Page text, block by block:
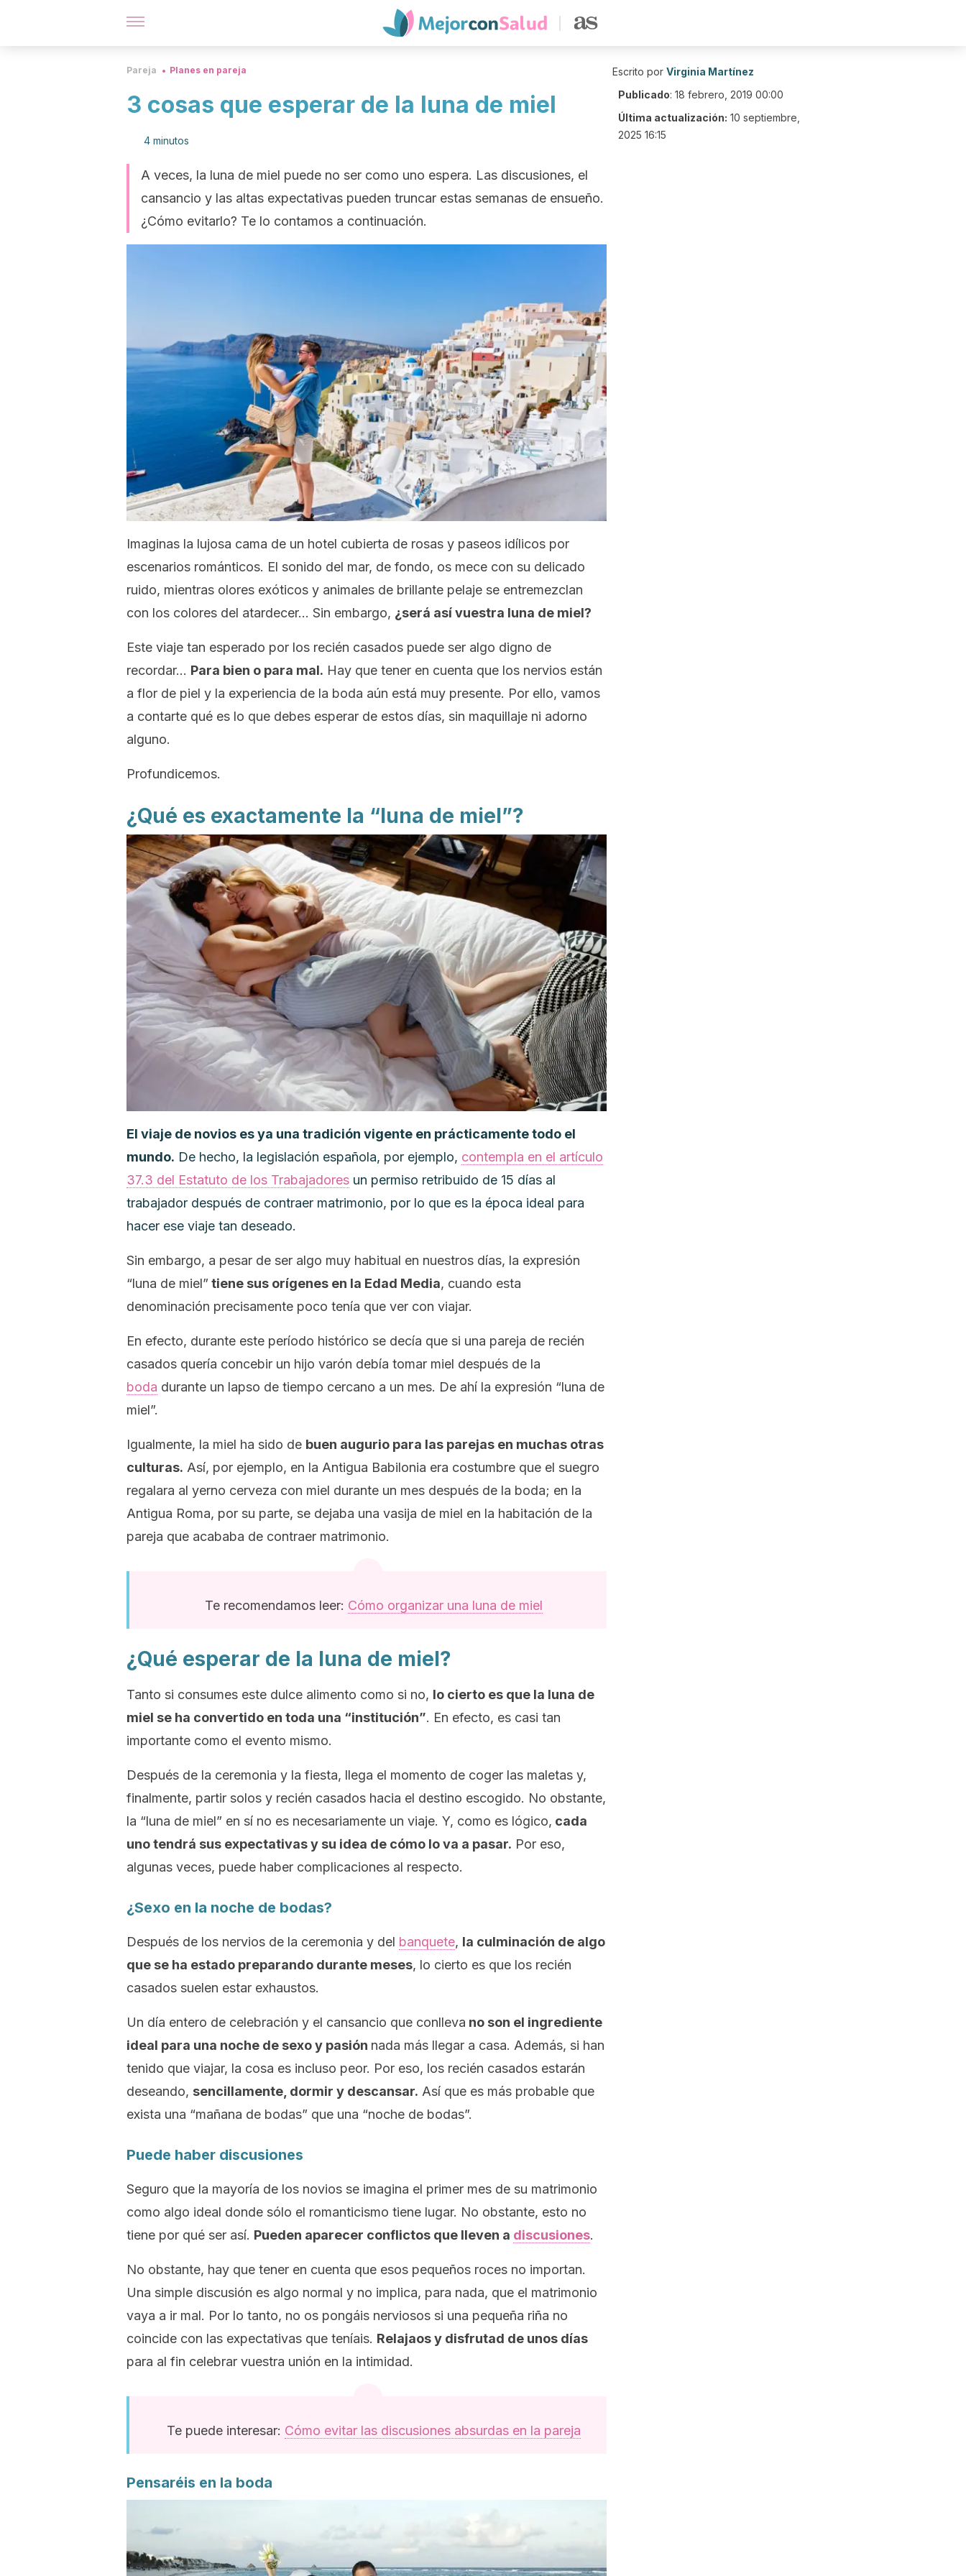
Pareja Planes en pareja
3 cosas que esperar de la luna de miel
4 minutos
A veces, la luna de miel puede no ser como uno espera. Las discusiones, el
cansancio y las altas expectativas pueden truncar estas semanas de ensueño.
¿Cómo evitarlo? Te lo contamos a continuación.
Imaginas la lujosa cama de un hotel cubierta de rosas y paseos idílicos por
escenarios románticos. El sonido del mar, de fondo, os mece con su delicado
ruido, mientras olores exóticos y animales de brillante pelaje se entremezclan
con los colores del atardecer… Sin embargo, ¿será así vuestra luna de miel?
Este viaje tan esperado por los recién casados puede ser algo digno de
recordar… Para bien o para mal. Hay que tener en cuenta que los nervios están
a flor de piel y la experiencia de la boda aún está muy presente. Por ello, vamos
a contarte qué es lo que debes esperar de estos días, sin maquillaje ni adorno
alguno.
Profundicemos.
¿Qué es exactamente la “luna de miel”?
El viaje de novios es ya una tradición vigente en prácticamente todo el
mundo. De hecho, la legislación española, por ejemplo, contempla en el artículo
37.3 del Estatuto de los Trabajadores un permiso retribuido de 15 días al
trabajador después de contraer matrimonio, por lo que es la época ideal para
hacer ese viaje tan deseado.
Sin embargo, a pesar de ser algo muy habitual en nuestros días, la expresión
“luna de miel” tiene sus orígenes en la Edad Media, cuando esta
denominación precisamente poco tenía que ver con viajar.
En efecto, durante este período histórico se decía que si una pareja de recién
casados quería concebir un hijo varón debía tomar miel después de la
boda durante un lapso de tiempo cercano a un mes. De ahí la expresión “luna de
miel”.
Igualmente, la miel ha sido de buen augurio para las parejas en muchas otras
culturas. Así, por ejemplo, en la Antigua Babilonia era costumbre que el suegro
regalara al yerno cerveza con miel durante un mes después de la boda; en la
Antigua Roma, por su parte, se dejaba una vasija de miel en la habitación de la
pareja que acababa de contraer matrimonio.
Te recomendamos leer: Cómo organizar una luna de miel
¿Qué esperar de la luna de miel?
Tanto si consumes este dulce alimento como si no, lo cierto es que la luna de
miel se ha convertido en toda una “institución”. En efecto, es casi tan
importante como el evento mismo.
Después de la ceremonia y la fiesta, llega el momento de coger las maletas y,
finalmente, partir solos y recién casados hacia el destino escogido. No obstante,
la “luna de miel” en sí no es necesariamente un viaje. Y, como es lógico, cada
uno tendrá sus expectativas y su idea de cómo lo va a pasar. Por eso,
algunas veces, puede haber complicaciones al respecto.
¿Sexo en la noche de bodas?
Después de los nervios de la ceremonia y del banquete, la culminación de algo
que se ha estado preparando durante meses, lo cierto es que los recién
casados suelen estar exhaustos.
Un día entero de celebración y el cansancio que conlleva no son el ingrediente
ideal para una noche de sexo y pasión nada más llegar a casa. Además, si han
tenido que viajar, la cosa es incluso peor. Por eso, los recién casados estarán
deseando, sencillamente, dormir y descansar. Así que es más probable que
exista una “mañana de bodas” que una “noche de bodas”.
Puede haber discusiones
Seguro que la mayoría de los novios se imagina el primer mes de su matrimonio
como algo ideal donde sólo el romanticismo tiene lugar. No obstante, esto no
tiene por qué ser así. Pueden aparecer conflictos que lleven a discusiones.
No obstante, hay que tener en cuenta que esos pequeños roces no importan.
Una simple discusión es algo normal y no implica, para nada, que el matrimonio
vaya a ir mal. Por lo tanto, no os pongáis nerviosos si una pequeña riña no
coincide con las expectativas que teníais. Relajaos y disfrutad de unos días
para al fin celebrar vuestra unión en la intimidad.
Te puede interesar: Cómo evitar las discusiones absurdas en la pareja
Pensaréis en la boda
Escrito por Virginia Martínez
Publicado: 18 febrero, 2019 00:00
Última actualización: 10 septiembre,
2025 16:15